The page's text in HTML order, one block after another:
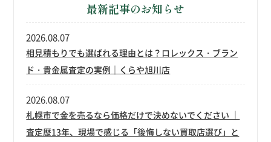
最新記事のお知らせ
相見積もりでも選ばれる理由とは？ロレックス・ブラン
ド・貴金属査定の実例｜くらや旭川店
2026.08.07
札幌市で金を売るなら価格だけで決めないでください ｜
査定歴13年、現場で感じる「後悔しない買取店選び」と
2026.08.07